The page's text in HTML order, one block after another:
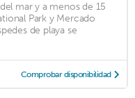
mar y a menos de 15
Park y Mercado
de playa se
Comprobar disponibilidad